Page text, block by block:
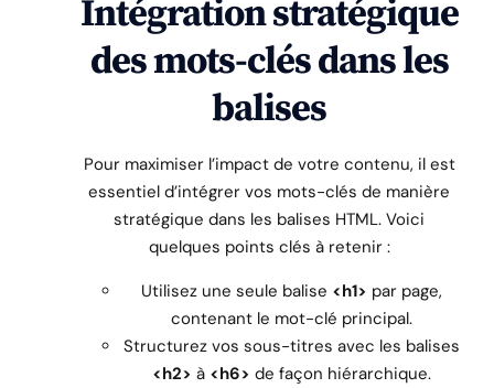
Intégration stratégique
des mots-clés dans les
balises
Pour maximiser l’impact de votre contenu, il est
essentiel d’intégrer vos mots-clés de manière
stratégique dans les balises HTML. Voici
quelques points clés à retenir :
Utilisez une seule balise <h1> par page,
contenant le mot-clé principal.
Structurez vos sous-titres avec les balises
<h2> à <h6> de façon hiérarchique.